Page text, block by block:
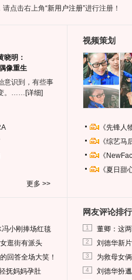
点击右上角“新用户注册”进行注册！
晓明：
像重生
意识到，有些事
。…… [详细]
更多 >>
视频策划
《先锋
《综艺
《
《夏日
冯小刚捧场红毯
逛街有派头
回答全场大笑！
抚妈妈孕肚
网友评论排行
1 董卿：这
2 刘德华新
3 为救母女
4 刘德华扮